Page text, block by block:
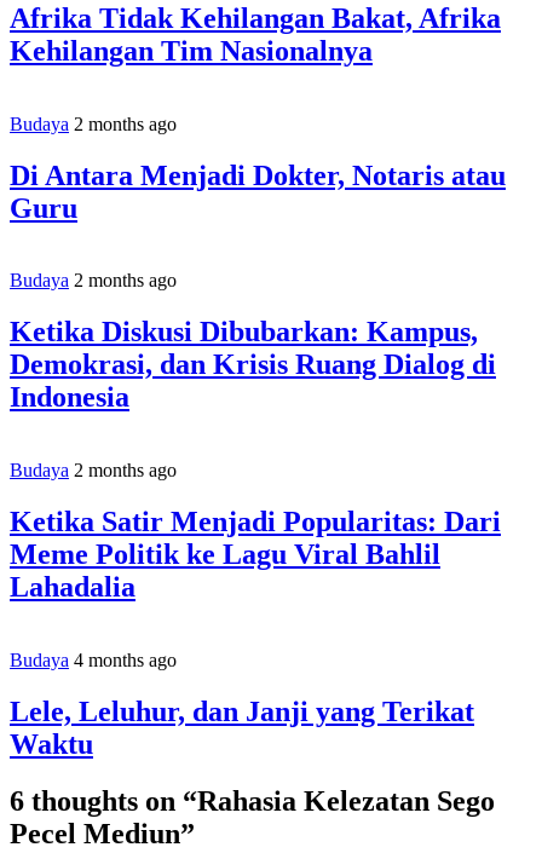
Afrika Tidak Kehilangan Bakat, Afrika
Kehilangan Tim Nasionalnya
Budaya 2 months ago
Di Antara Menjadi Dokter, Notaris atau
Guru
Budaya 2 months ago
Ketika Diskusi Dibubarkan: Kampus,
Demokrasi, dan Krisis Ruang Dialog di
Indonesia
Budaya 2 months ago
Ketika Satir Menjadi Popularitas: Dari
Meme Politik ke Lagu Viral Bahlil
Lahadalia
Budaya 4 months ago
Lele, Leluhur, dan Janji yang Terikat
Waktu
6 thoughts on “Rahasia Kelezatan Sego
Pecel Mediun”